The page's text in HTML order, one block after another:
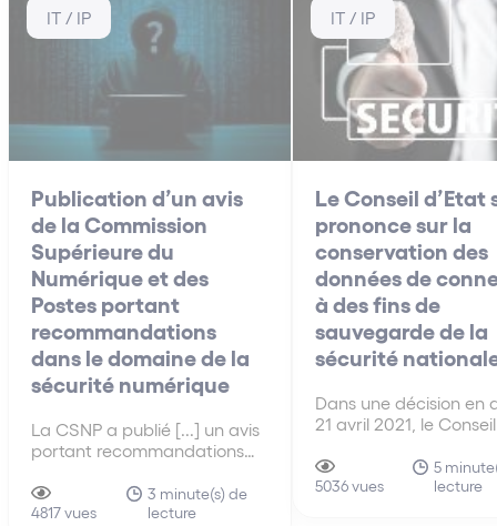
IT / IP
Publication d’un avis
de la Commission
Supérieure du
Numérique et des
Postes portant
recommandations
dans le domaine de la
sécurité numérique
La CSNP a publié [...] un avis
portant recommandations
sécurité numérique, et
plaidant notamment pour la
4817 vues
3 minute(s) de
lecture
IT / IP
Le Conseil d’Etat
prononce sur la
conservation des
données de
à des fins de
sauvegarde de la
sécurité
Dans une décision en
21 avril 2021, le
conformité du droit
au droit européen en
5036 vues
5
lecture